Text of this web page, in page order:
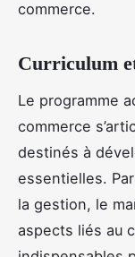
commerce.
Curriculum
Le programme
commerce
destinés à
essentielles.
la gestion, le
aspects liés au